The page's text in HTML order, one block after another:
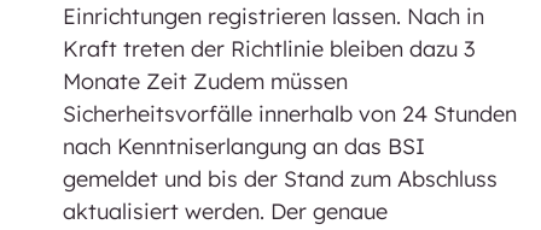
Einrichtungen registrieren lassen. Nach in
Kraft treten der Richtlinie bleiben dazu 3
Monate Zeit Zudem müssen
Sicherheitsvorfälle innerhalb von 24 Stunden
nach Kenntniserlangung an das BSI
gemeldet und bis der Stand zum Abschluss
aktualisiert werden. Der genaue